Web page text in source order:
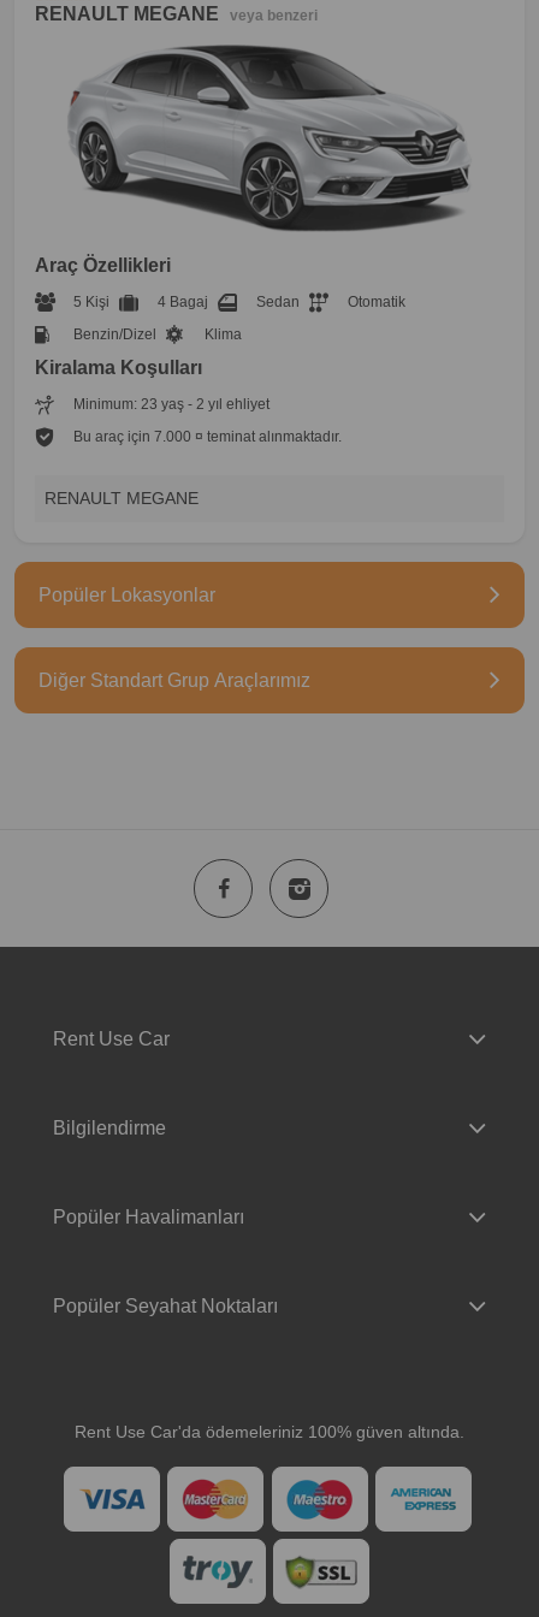
RENAULT MEGANE veya benzeri
Araç Özellikleri
5 Kişi 4 Bagaj Sedan
Otomatik
Benzin/Dizel
Klima
Kiralama Koşulları
Minimum: 23 yaş - 2 yıl ehliyet
Bu araç için 7.000 ¤ teminat alınmaktadır.
RENAULT MEGANE
Popüler Lokasyonlar
Diğer Standart Grup Araçlarımız
Rent Use Car
Bilgilendirme
Popüler Havalimanları
Popüler Seyahat Noktaları
Rent Use Car'da ödemeleriniz 100% güven altında.